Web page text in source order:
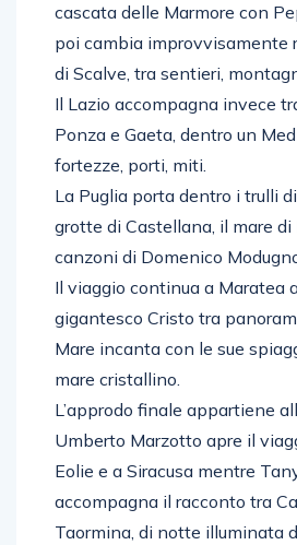
cascata delle Marmore con
poi cambia improvvisamente
di Scalve, tra sentieri,
Il Lazio accompagna invece
Ponza e Gaeta, dentro un
fortezze, porti, miti.
La Puglia porta dentro i trulli
grotte di Castellana, il mare
canzoni di Domenico
Il viaggio continua a Maratea
gigantesco Cristo tra
Mare incanta con le sue
mare cristallino.
L’approdo finale appartiene
Umberto Marzotto apre il
Eolie e a Siracusa mentre
accompagna il racconto tra
Taormina, di notte illuminata